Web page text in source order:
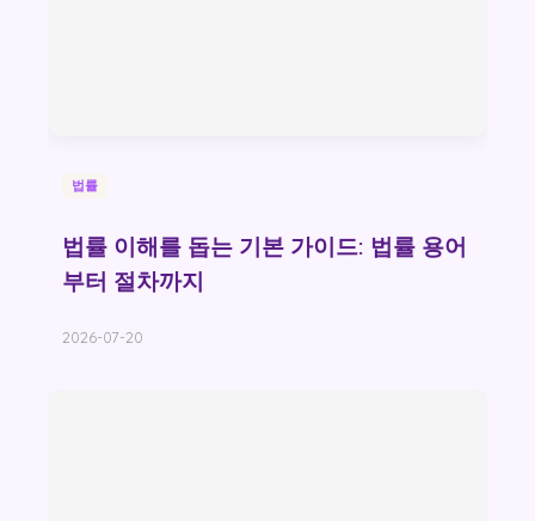
법률
법률 이해를 돕는 기본 가이드: 법률 용어
부터 절차까지
2026-07-20